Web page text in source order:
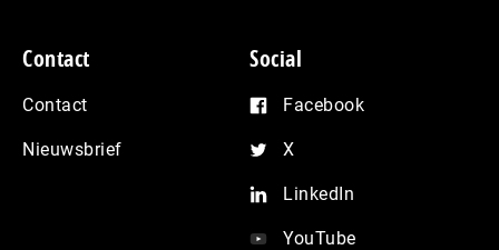
Contact
Contact
Nieuwsbrief
Social
Facebook
X
LinkedIn
YouTube